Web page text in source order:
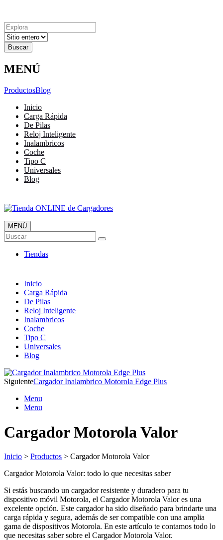
Resultados
para
MENÚ
ProductosBlog
Inicio
Carga Rápida
De Pilas
Reloj Inteligente
Inalambricos
Coche
Tipo C
Universales
Blog
Tienda ONLINE de Cargadores
Más Baratos
MENÚ
Buscar
Tiendas
Inicio
Carga Rápida
De Pilas
Reloj Inteligente
Inalambricos
Coche
Tipo C
Universales
Blog
SiguienteCargador Inalambrico Motorola Edge Plus
Menu
Menu
Cargador Motorola Valor
Inicio > Productos > Cargador Motorola Valor
Cargador Motorola Valor: todo lo que necesitas saber
Si estás buscando un cargador resistente y duradero para tu
dispositivo móvil Motorola, el Cargador Motorola Valor es una
excelente opción. Este cargador ha sido diseñado para brindarte una
carga rápida y segura, además de ser compatible con una amplia
gama de dispositivos Motorola. En este artículo te contamos todo lo
que necesitas saber sobre el Cargador Motorola Valor.